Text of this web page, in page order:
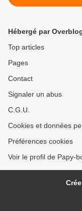
Hébergé par
Top articles
Pages
Contact
Signaler un abus
C.G.U.
Cookies et données
Préférences cookies
Voir le profil de Papy-